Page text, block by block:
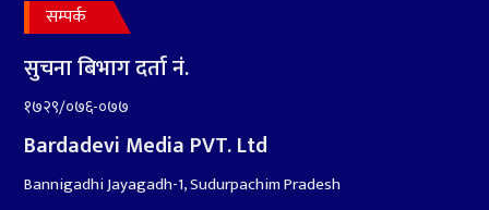
सम्पर्क
सुचना बिभाग दर्ता नं.
१७२९/०७६-०७७
Bardadevi Media PVT. Ltd
Bannigadhi Jayagadh-1, Sudurpachim Pradesh